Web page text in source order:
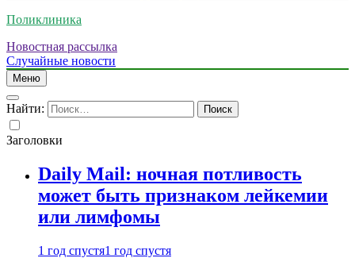
Поликлиника
Новостная рассылка
Случайные новости
Меню
Найти:
Заголовки
Daily Mail: ночная потливость
может быть признаком лейкемии
или лимфомы
1 год спустя1 год спустя